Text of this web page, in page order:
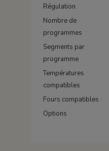
Régulation
Nombre de
programmes
Segments par
programme
Températures
compatibles
Fours compatibles
Options